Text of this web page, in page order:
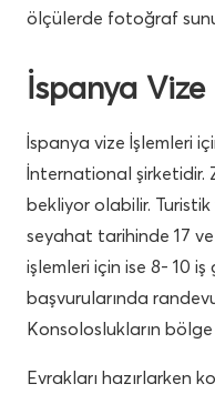
ölçülerde fotoğraf
İspanya
İspanya vize İşlemleri
İnternational şirketidir.
bekliyor olabilir.
seyahat tarihinde 17
işlemleri için ise 8- 10 iş
başvurularında
Konsoloslukların bölge
Evrakları hazırlarken